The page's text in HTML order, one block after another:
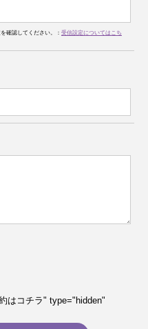
確認してください。： 受信設定についてはこち
はコチラ" type="hidden"